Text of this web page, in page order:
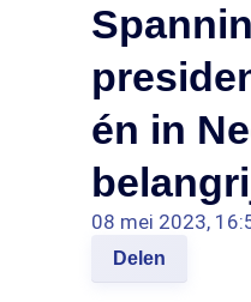
én in
08 mei 2023,
Delen